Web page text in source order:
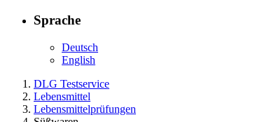
Sprache
Deutsch
English
DLG Testservice
Lebensmittel
Lebensmittelprüfungen